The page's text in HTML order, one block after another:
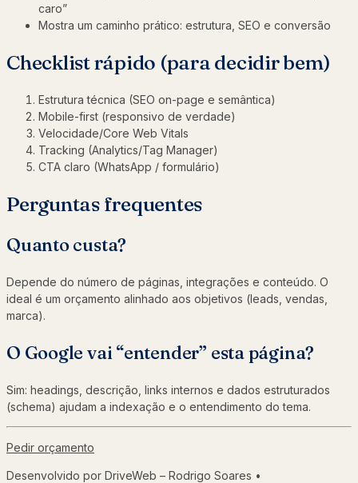
caro”
Mostra um caminho prático: estrutura, SEO e conversão
Checklist rápido (para decidir bem)
Estrutura técnica (SEO on-page e semântica)
Mobile-first (responsivo de verdade)
Velocidade/Core Web Vitals
Tracking (Analytics/Tag Manager)
CTA claro (WhatsApp / formulário)
Perguntas frequentes
Quanto custa?
Depende do número de páginas, integrações e conteúdo. O
ideal é um orçamento alinhado aos objetivos (leads, vendas,
marca).
O Google vai “entender” esta página?
Sim: headings, descrição, links internos e dados estruturados
(schema) ajudam a indexação e o entendimento do tema.
Pedir orçamento
Desenvolvido por DriveWeb – Rodrigo Soares •